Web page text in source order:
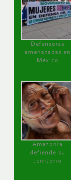
Defensoras
amenazadas en
México
Amazonía
defiende su
territorio